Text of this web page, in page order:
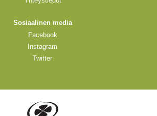
Sosiaalinen media
Facebook
Instagram
Twitter